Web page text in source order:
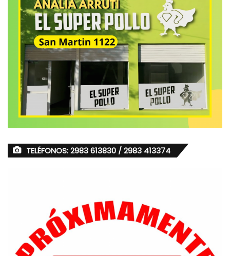
TELÉFONOS: 2983 613830 / 2983 413374